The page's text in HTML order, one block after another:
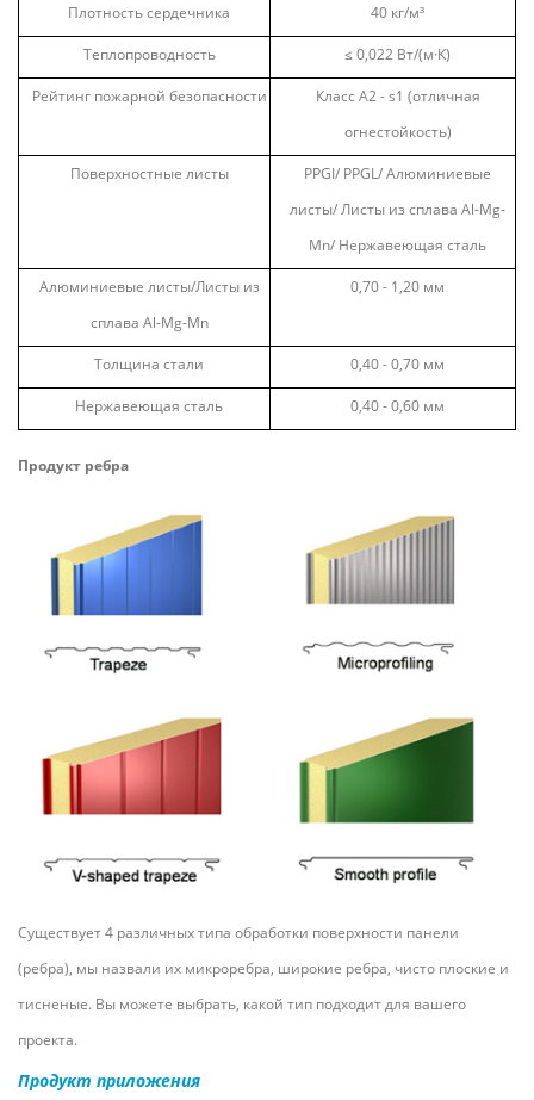
Плотность сердечника 40 кг/м³
Теплопроводность ≤ 0,022 Вт/(м·К)
Рейтинг пожарной безопасности
Класс A2 - s1 (отличная
огнестойкость)
Поверхностные листы
PPGI/ PPGL/ Алюминиевые
листы/ Листы из сплава Al-Mg-
Mn/ Нержавеющая сталь
Алюминиевые листы/Листы из
сплава Al-Mg-Mn
0,70 - 1,20 мм
Толщина стали 0,40 - 0,70 мм
Нержавеющая сталь 0,40 - 0,60 мм
Продукт ребра
Существует 4 различных типа обработки поверхности панели
(ребра), мы назвали их микроребра, широкие ребра, чисто плоские и
тисненые. Вы можете выбрать, какой тип подходит для вашего
проекта.
Продукт приложения